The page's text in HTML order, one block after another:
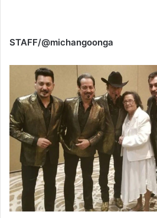
STAFF/@michangoonga